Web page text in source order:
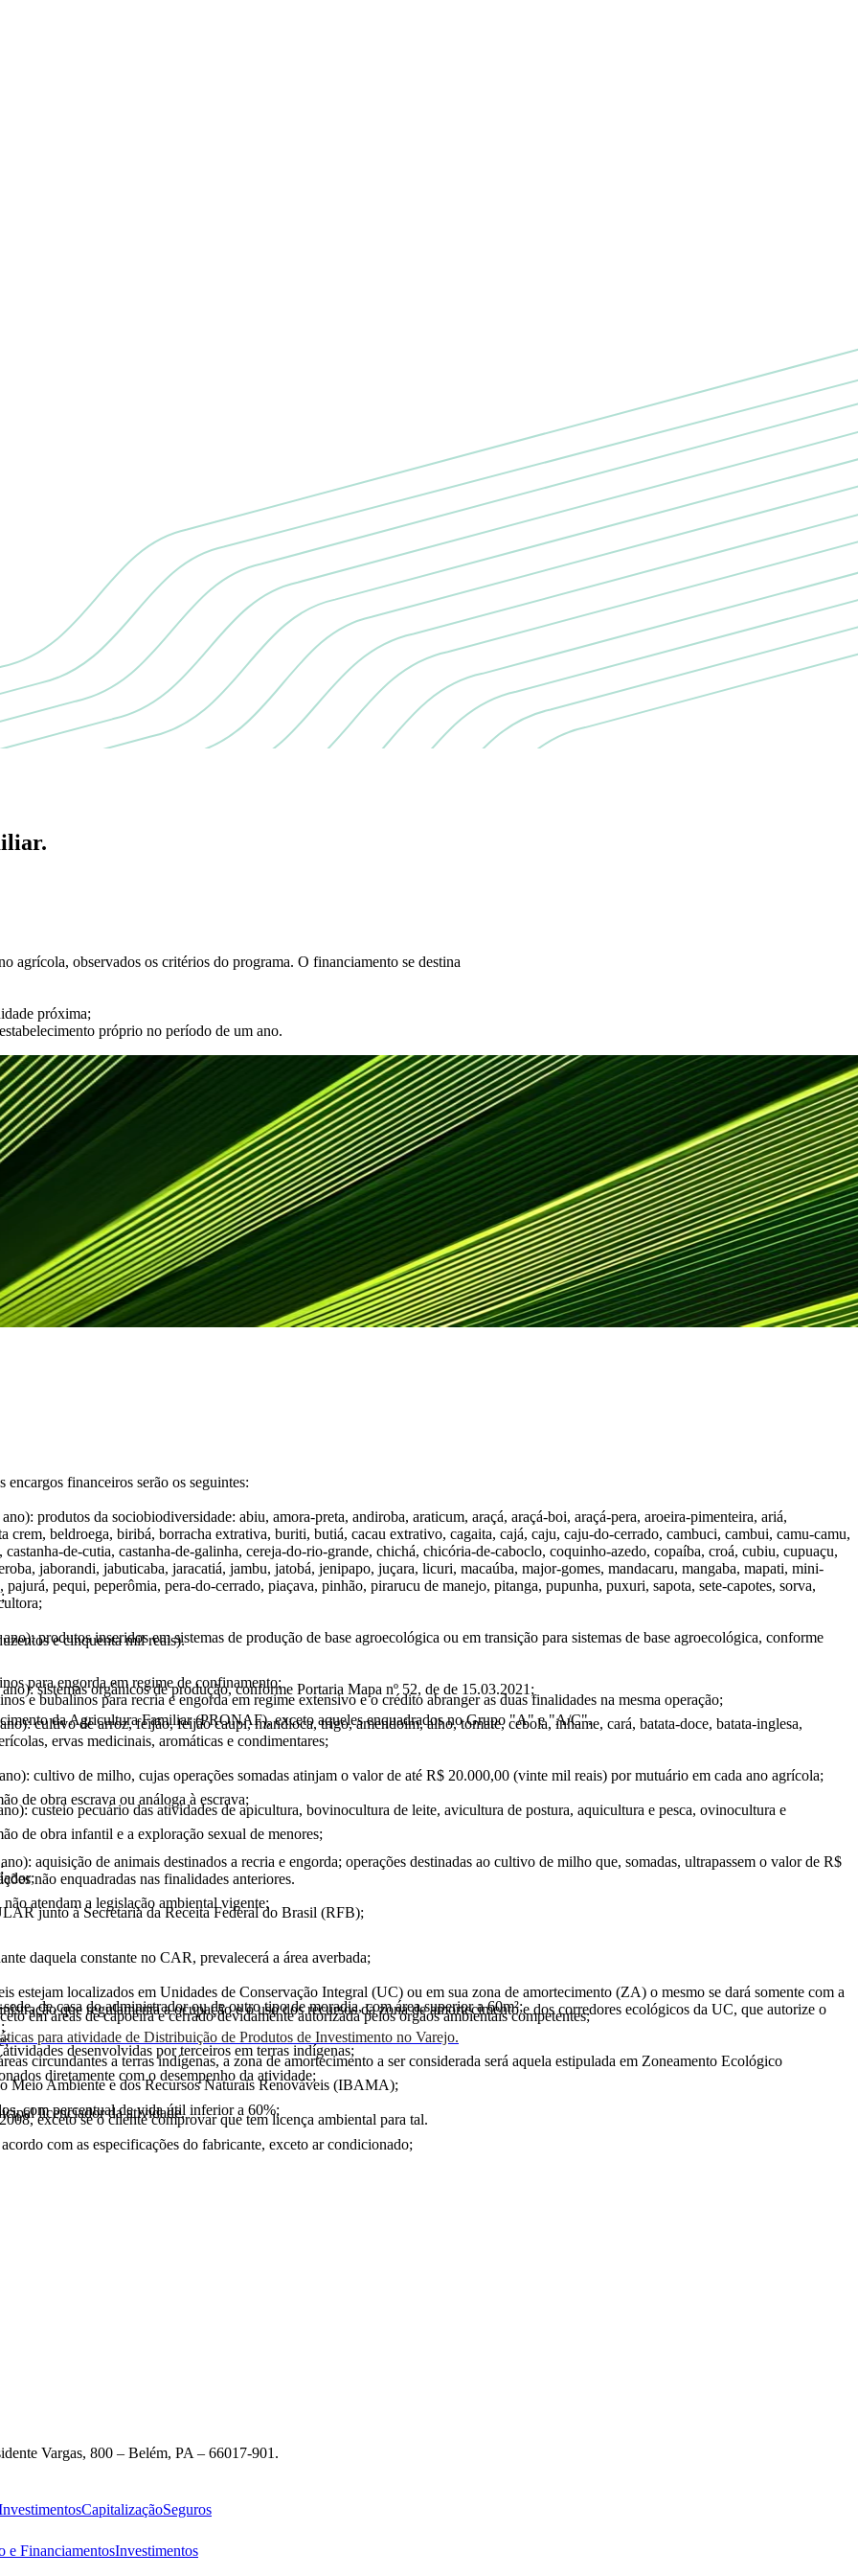
observados os critérios do programa. O financiamento se destina
próxima;
próprio no período de um ano.
financeiros serão os seguintes:
produtos da sociobiodiversidade: abiu, amora-preta, andiroba, araticum, araçá, araçá-boi, araçá-pera, aroeira-pimenteira, ariá,
crem, beldroega, biribá, borracha extrativa, buriti, butiá, cacau extrativo, cagaita, cajá, caju, caju-do-cerrado, cambuci, cambui, camu-camu,
de-cutia, castanha-de-galinha, cereja-do-rio-grande, chichá, chicória-de-caboclo, coquinho-azedo, copaíba, croá, cubiu, cupuaçu,
jaborandi, jabuticaba, jaracatiá, jambu, jatobá, jenipapo, juçara, licuri, macaúba, major-gomes, mandacaru, mangaba, mapati, mini-
pequi, peperômia, pera-do-cerrado, piaçava, pinhão, pirarucu de manejo, pitanga, pupunha, puxuri, sapota, sete-capotes, sorva,
produtos inseridos em sistemas de produção de base agroecológica ou em transição para sistemas de base agroecológica, conforme
sistemas orgânicos de produção, conforme Portaria Mapa nº 52, de de 15.03.2021;
cultivo de arroz, feijão, feijão caupi, mandioca, trigo, amendoim, alho, tomate, cebola, inhame, cará, batata-doce, batata-inglesa,
ervas medicinais, aromáticas e condimentares;
cultivo de milho, cujas operações somadas atinjam o valor de até R$ 20.000,00 (vinte mil reais) por mutuário em cada ano agrícola;
custeio pecuário das atividades de apicultura, bovinocultura de leite, avicultura de postura, aquicultura e pesca, ovinocultura e
aquisição de animais destinados a recria e engorda; operações destinadas ao cultivo de milho que, somadas, ultrapassem o valor de R$
não enquadradas nas finalidades anteriores.
para engorda em regime de confinamento;
e bubalinos para recria e engorda em regime extensivo e o crédito abranger as duas finalidades na mesma operação;
e cinquenta mil reais).
da Agricultura Familiar (PRONAF), exceto aqueles enquadrados no Grupo "A" e "A/C".
de obra escrava ou análoga à escrava;
de obra infantil e a exploração sexual de menores;
atendam a legislação ambiental vigente;
de casa do administrador ou de outro tipo de moradia, com área superior a 60m²;
diretamente com o desempenho da atividade;
com percentual de vida útil inferior a 60%;
com as especificações do fabricante, exceto ar condicionado;
junto à Secretaria da Receita Federal do Brasil (RFB);
em áreas de capoeira e cerrado devidamente autorizada pelos órgãos ambientais competentes;
desenvolvidas por terceiros em terras indígenas;
Meio Ambiente e dos Recursos Naturais Renováveis (IBAMA);
exceto se o cliente comprovar que tem licença ambiental para tal.
daquela constante no CAR, prevalecerá a área averbada;
estejam localizados em Unidades de Conservação Integral (UC) ou em sua zona de amortecimento (ZA) o mesmo se dará somente com a
que regulamenta a ocupação e o uso dos recursos da zona de amortecimento e dos corredores ecológicos da UC, que autorize o
circundantes a terras indígenas, a zona de amortecimento a ser considerada será aquela estipulada em Zoneamento Ecológico
licenciador da atividade.
para atividade de Distribuição de Produtos de Investimento no Varejo.
Vargas, 800 – Belém, PA – 66017-901.
CapitalizaçãoSeguros
e FinanciamentosInvestimentos